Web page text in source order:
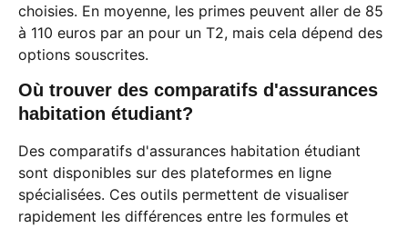
choisies. En moyenne, les primes peuvent aller de 85
à 110 euros par an pour un T2, mais cela dépend des
options souscrites.
Où trouver des comparatifs d'assurances
habitation étudiant?
Des comparatifs d'assurances habitation étudiant
sont disponibles sur des plateformes en ligne
spécialisées. Ces outils permettent de visualiser
rapidement les différences entre les formules et